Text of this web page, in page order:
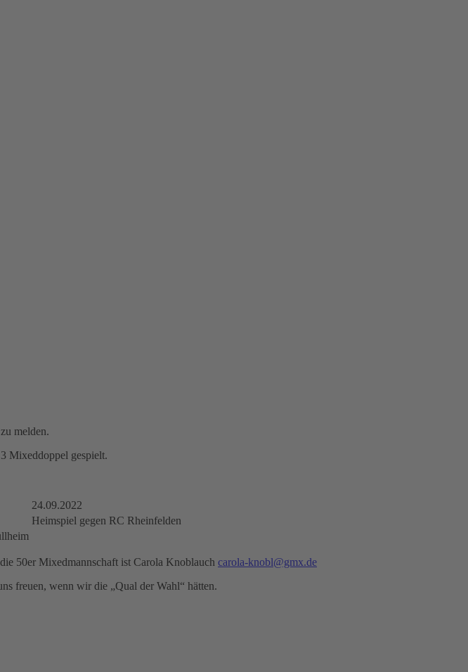
melden.
Mixeddoppel gespielt.
24.09.2022
Heimspiel gegen RC Rheinfelden
50er Mixedmannschaft ist Carola Knoblauch carola-knobl@gmx.de
freuen, wenn wir die „Qual der Wahl“ hätten.